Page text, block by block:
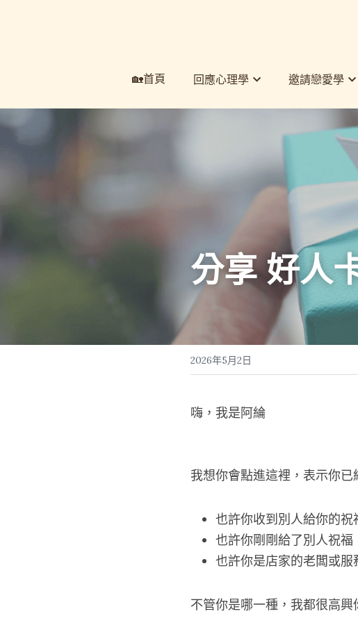
🏡首頁 回應心理學 邀請戀愛學
🏡首頁 回應心理學 邀請戀愛學
分享 好人
2026年5月2日
嗨，我是阿綸
我想你會點進這裡，表示你
也許你收到別人給你的祝
也許你剛剛給了別人祝福
也許你是店家的老闆或
不管你是哪一種，我都很高興